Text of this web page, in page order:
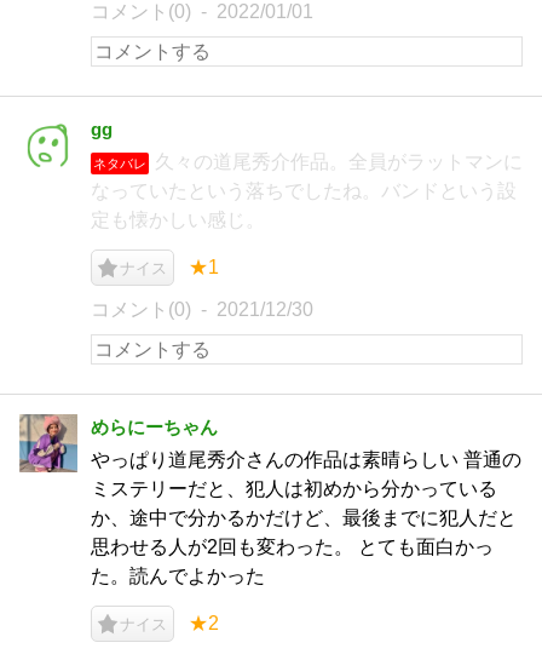
コメント(0) 2022/01/01
gg
ネタバレ
久々の道尾秀介作品。全員がラットマンに
なっていたという落ちでしたね。バンドという設
定も懐かしい感じ。
ナイス ★1
コメント(0) 2021/12/30
めらにーちゃん
やっぱり道尾秀介さんの作品は素晴らしい 普通の
ミステリーだと、犯人は初めから分かっている
か、途中で分かるかだけど、最後までに犯人だと
思わせる人が2回も変わった。 とても面白かっ
た。読んでよかった
ナイス ★2